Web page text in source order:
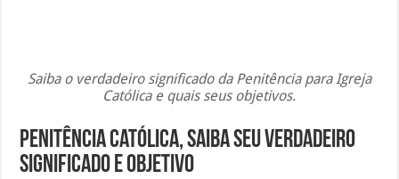
Saiba o verdadeiro significado da Penitência para Igreja
Católica e quais seus objetivos.
Penitência católica, saiba seu verdadeiro
significado e objetivo